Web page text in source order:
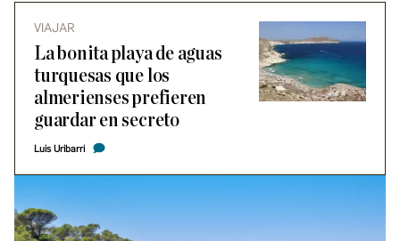
VIAJAR
La bonita playa de aguas
turquesas que los
almerienses prefieren
guardar en secreto
Luis Uribarri